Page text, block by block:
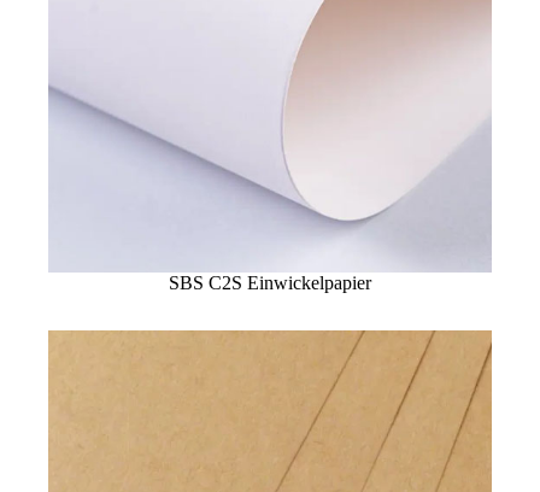
SBS C2S Einwickelpapier